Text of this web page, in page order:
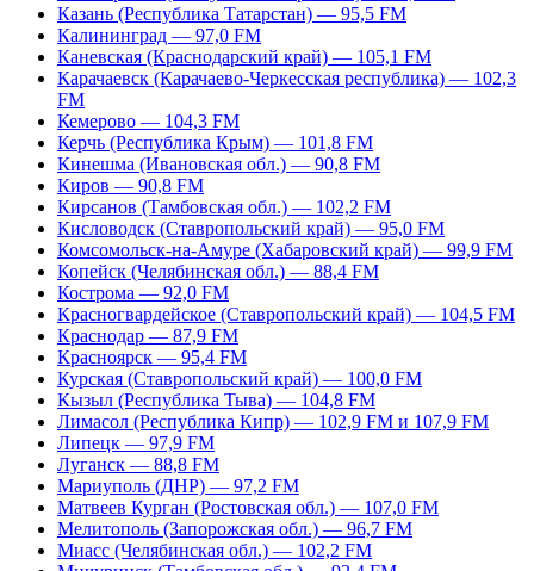
Казань (Республика Татарстан) — 95,5 FM
Калининград — 97,0 FM
Каневская (Краснодарский край) — 105,1 FM
Карачаевск (Карачаево-Черкесская республика) — 102,3
FM
Кемерово — 104,3 FM
Керчь (Республика Крым) — 101,8 FM
Кинешма (Ивановская обл.) — 90,8 FM
Киров — 90,8 FM
Кирсанов (Тамбовская обл.) — 102,2 FM
Кисловодск (Ставропольский край) — 95,0 FM
Комсомольск-на-Амуре (Хабаровский край) — 99,9 FM
Копейск (Челябинская обл.) — 88,4 FM
Кострома — 92,0 FM
Красногвардейское (Ставропольский край) — 104,5 FM
Краснодар — 87,9 FM
Красноярск — 95,4 FM
Курская (Ставропольский край) — 100,0 FM
Кызыл (Республика Тыва) — 104,8 FM
Лимасол (Республика Кипр) — 102,9 FM и 107,9 FM
Липецк — 97,9 FM
Луганск — 88,8 FM
Мариуполь (ДНР) — 97,2 FM
Матвеев Курган (Ростовская обл.) — 107,0 FM
Мелитополь (Запорожская обл.) — 96,7 FM
Миасс (Челябинская обл.) — 102,2 FM